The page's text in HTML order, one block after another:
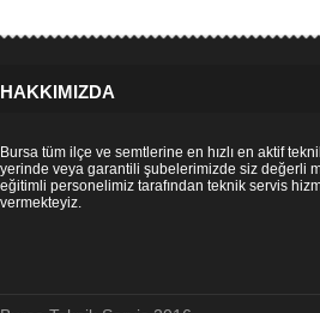
HAKKIMIZDA
Bursa tüm ilçe ve semtlerine en hızlı en aktif
yerinde veya garantili şubelerimizde siz değerli
eğitimli personelimiz tarafından teknik servis
vermekteyiz.